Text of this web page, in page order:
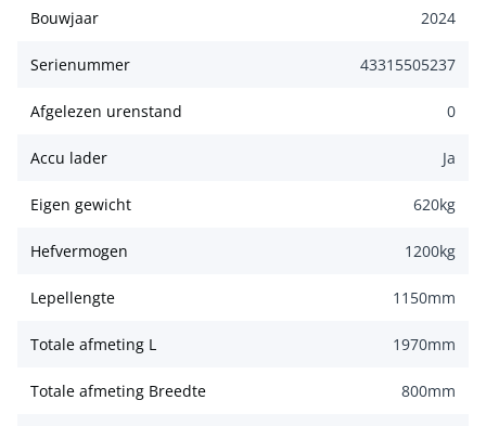
Bouwjaar 2024
Serienummer 43315505237
Afgelezen urenstand 0
Accu lader Ja
Eigen gewicht 620kg
Hefvermogen 1200kg
Lepellengte 1150mm
Totale afmeting L 1970mm
Totale afmeting Breedte 800mm